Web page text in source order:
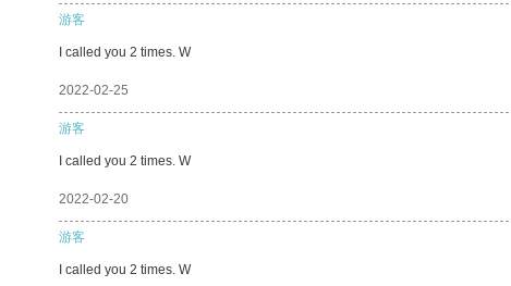
游客
I called you 2 times. W
2022-02-25
游客
I called you 2 times. W
2022-02-20
游客
I called you 2 times. W